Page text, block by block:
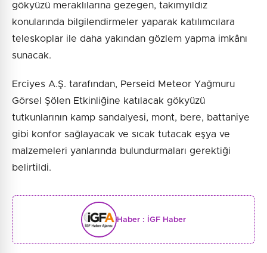
gökyüzü meraklılarına gezegen, takımyıldız
konularında bilgilendirmeler yaparak katılımcılara
teleskoplar ile daha yakından gözlem yapma imkânı
sunacak.
Erciyes A.Ş. tarafından, Perseid Meteor Yağmuru
Görsel Şölen Etkinliğine katılacak gökyüzü
tutkunlarının kamp sandalyesi, mont, bere, battaniye
gibi konfor sağlayacak ve sıcak tutacak eşya ve
malzemeleri yanlarında bulundurmaları gerektiği
belirtildi.
Haber : İGF Haber